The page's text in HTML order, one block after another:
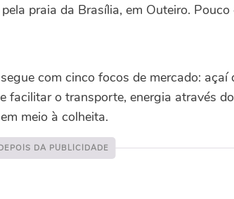
praia da Brasília, em Outeiro.
com cinco focos de mercado: açaí
o transporte, energia através
meio à colheita.